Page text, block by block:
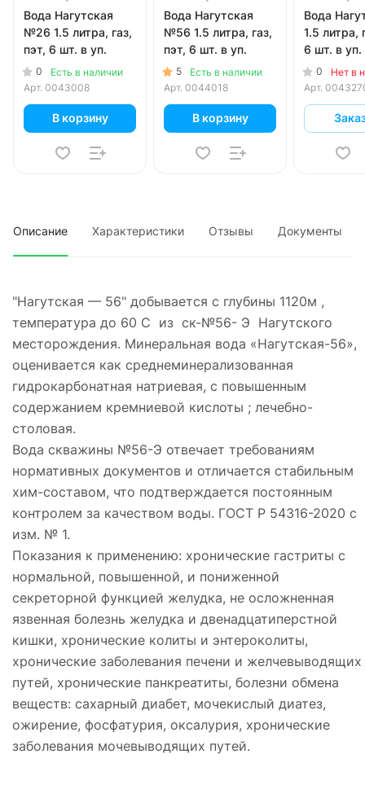
Вода Нагутская
№26 1.5 литра, газ,
пэт, 6 шт. в уп.
0
Есть в наличии
Арт. 0043008
В корзину
Вода Нагутская
№56 1.5 литра, газ,
пэт, 6 шт. в уп.
5
Есть в наличии
Арт. 0044018
В корзину
Вода
1.5 литра,
6 шт. в уп.
0
Нет в
Арт.
Описание Характеристики Отзывы Документы
"Нагутская — 56" добывается с глубины 1120м ,
температура до 60 С из ск-№56- Э Нагутского
месторождения. Минеральная вода «Нагутская-56»,
оценивается как среднеминерализованная
гидрокарбонатная натриевая, с повышенным
содержанием кремниевой кислоты ; лечебно-
столовая.
Вода скважины №56-Э отвечает требованиям
нормативных документов и отличается стабильным
хим-составом, что подтверждается постоянным
контролем за качеством воды. ГОСТ Р 54316-2020 с
изм. № 1.
Показания к применению: хронические гастриты с
нормальной, повышенной, и пониженной
секреторной функцией желудка, не осложненная
язвенная болезнь желудка и двенадцатиперстной
кишки, хронические колиты и энтероколиты,
хронические заболевания печени и желчевыводящих
путей, хронические панкреатиты, болезни обмена
веществ: сахарный диабет, мочекислый диатез,
ожирение, фосфатурия, оксалурия, хронические
заболевания мочевыводящих путей.